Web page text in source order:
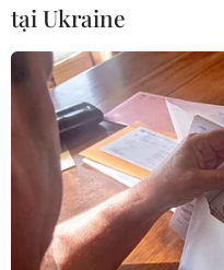
#Mỹ #New Orleans
tại Ukraine